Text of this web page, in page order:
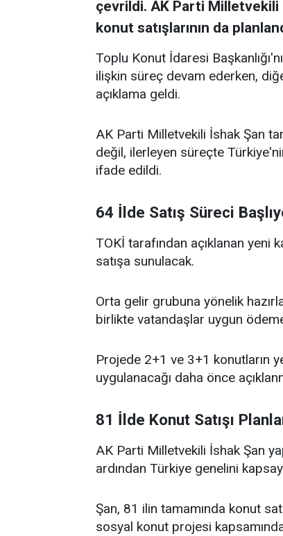
çevrildi. AK Parti Milletvekili
konut satışlarının da
Toplu Konut İdaresi
ilişkin süreç devam ederken,
açıklama geldi.
AK Parti Milletvekili İshak Şan
değil, ilerleyen süreçte
ifade edildi.
64 İlde Satış Süreci
TOKİ tarafından açıklanan yeni
satışa sunulacak.
Orta gelir grubuna yönelik
birlikte vatandaşlar uygun
Projede 2+1 ve 3+1 konutların
uygulanacağı daha önce
81 İlde Konut Satışı
AK Parti Milletvekili İshak Şan
ardından Türkiye genelini
Şan, 81 ilin tamamında konut
sosyal konut projesi